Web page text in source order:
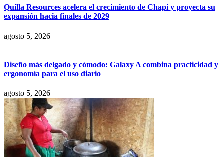
Quilla Resources acelera el crecimiento de Chapi y proyecta su
expansión hacia finales de 2029
agosto 5, 2026
Diseño más delgado y cómodo: Galaxy A combina practicidad y
ergonomía para el uso diario
agosto 5, 2026